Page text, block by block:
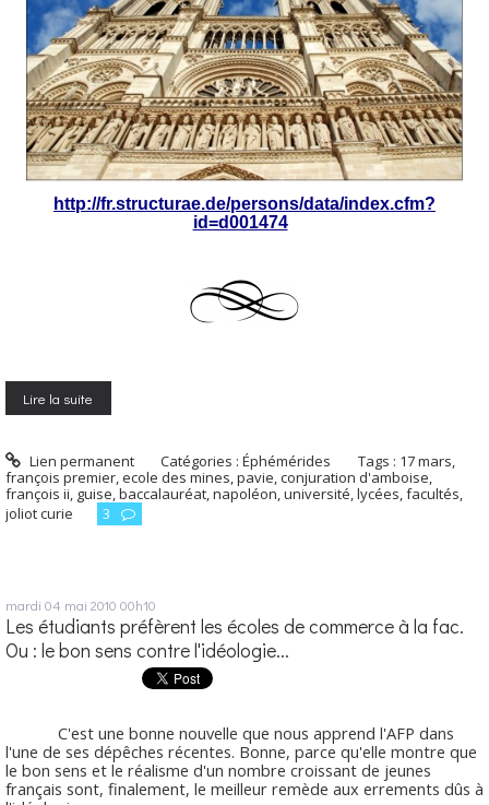
http://fr.structurae.de/persons/data/index.cfm?
id=d001474
Lire la suite
Lien permanent Catégories :Éphémérides Tags : 17 mars,
françois premier,ecole des mines,pavie,conjuration d'amboise,
françois ii, guise,baccalauréat,napoléon,université,lycées,facultés,
joliot curie
3
mardi 04 mai 2010 00h10
Les étudiants préfèrent les écoles de commerce à la fac.
Ou : le bon sens contre l'idéologie...
C'est une bonne nouvelle que nous apprend l'AFP dans
l'une de ses dépêches récentes. Bonne, parce qu'elle montre que
le bon sens et le réalisme d'un nombre croissant de jeunes
français sont, finalement, le meilleur remède aux errements dûs à